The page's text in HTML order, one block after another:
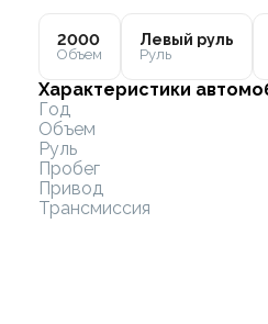
2000
Объем
Левый руль
Руль
Характеристики
Год
Объем
Руль
Пробег
Привод
Трансмиссия